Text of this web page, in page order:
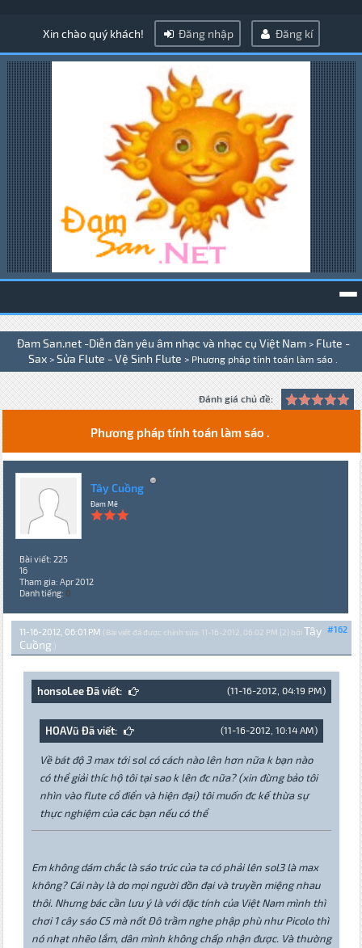
Xin chào quý khách! Đăng nhập Đăng kí
Đam San.net -Diễn đàn yêu âm nhạc và nhạc cụ Việt Nam > Flute -
Sax > Sửa Flute - Vệ Sinh Flute > Phương pháp tính toán làm sáo .
Đánh giá chủ đề:
Phương pháp tính toán làm sáo .
Tây Cuồng
Đam Mê
Bài viết: 225
16
Tham gia: Apr 2012
Danh tiếng: 0
#162
11-16-2012, 06:01 PM (Bài viết đã được chỉnh sửa: 11-16-2012, 06:02 PM {2} bởiTây
Cuồng.)
(11-16-2012, 04:19 PM)
honsoLee Đã viết:
(11-16-2012, 10:14 AM)
HOAVũ Đã viết:
Về bát độ 3 max tới sol có cách nào lên hơn nữa k bạn nào
có thể giải thíc hộ tôi tại sao k lên đc nữa? (xin đừng bảo tôi
nhìn vào flute cổ điển và hiện đại) tôi muốn đc kế thừa sự
thực nghiệm của các bạn nếu có thể
Em không dám chắc là sáo trúc của ta có phải lên sol3 là max
không? Cái này là do mọi người đồn đại và truyền miệng nhau
thôi. Nhưng bác cần lưu ý là với đặc tính của Việt Nam mình thì
chơi 1 cây sáo C5 mà nốt Đô trầm nghe phập phù như Picolo thì
nó nhạt nhẽo lắm, dân mình không chấp nhận được. Và thường